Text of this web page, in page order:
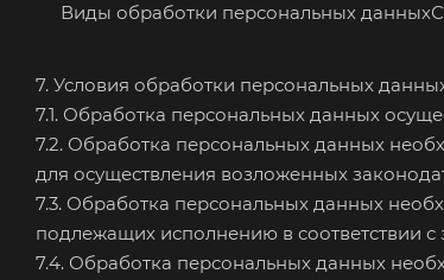
Виды обработки персональных
7. Условия обработки персональных
7.1. Обработка персональных данных
7.2. Обработка персональных данных
для осуществления возложенных
7.3. Обработка персональных данных
подлежащих исполнению в соответствии
7.4. Обработка персональных данных